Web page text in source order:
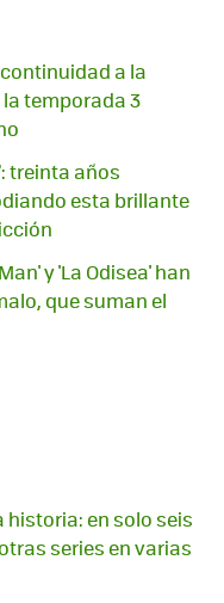
continuidad a la
temporada 3
treinta años
esta brillante
y 'La Odisea' han
que suman el
historia: en solo seis
series en varias